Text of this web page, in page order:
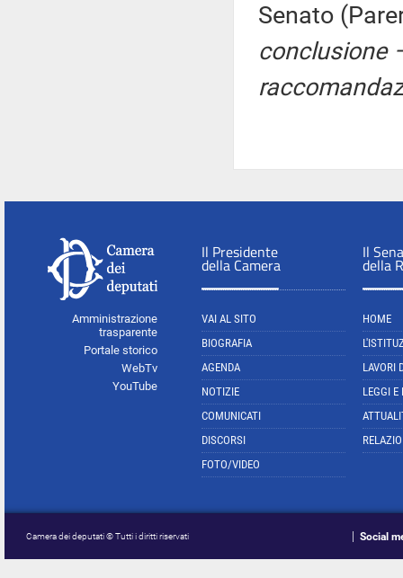
Senato
conclusione
Amministrazione
trasparente
Portale storico
WebTv
YouTube
Il Presidente
della Camera
VAI AL SITO
BIOGRAFIA
AGENDA
NOTIZIE
COMUNICATI
DISCORSI
FOTO/VIDEO
Il
della
HOME
LAVORI
LEGGI E
Camera dei deputati © Tutti i diritti riservati Social